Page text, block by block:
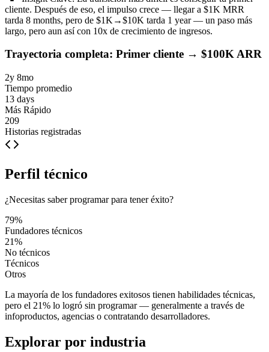
cliente. Después de eso, el impulso crece — llegar a $1K MRR
tarda 8 months, pero de $1K→$10K tarda 1 year — un paso más
largo, pero aun así con 10x de crecimiento de ingresos.
Trayectoria completa: Primer cliente → $100K ARR
2y 8mo
Tiempo promedio
13 days
Más Rápido
209
Historias registradas
Perfil técnico
¿Necesitas saber programar para tener éxito?
79%
Fundadores técnicos
21%
No técnicos
Técnicos
Otros
La mayoría de los fundadores exitosos tienen habilidades técnicas,
pero el 21% lo logró sin programar — generalmente a través de
infoproductos, agencias o contratando desarrolladores.
Explorar por industria